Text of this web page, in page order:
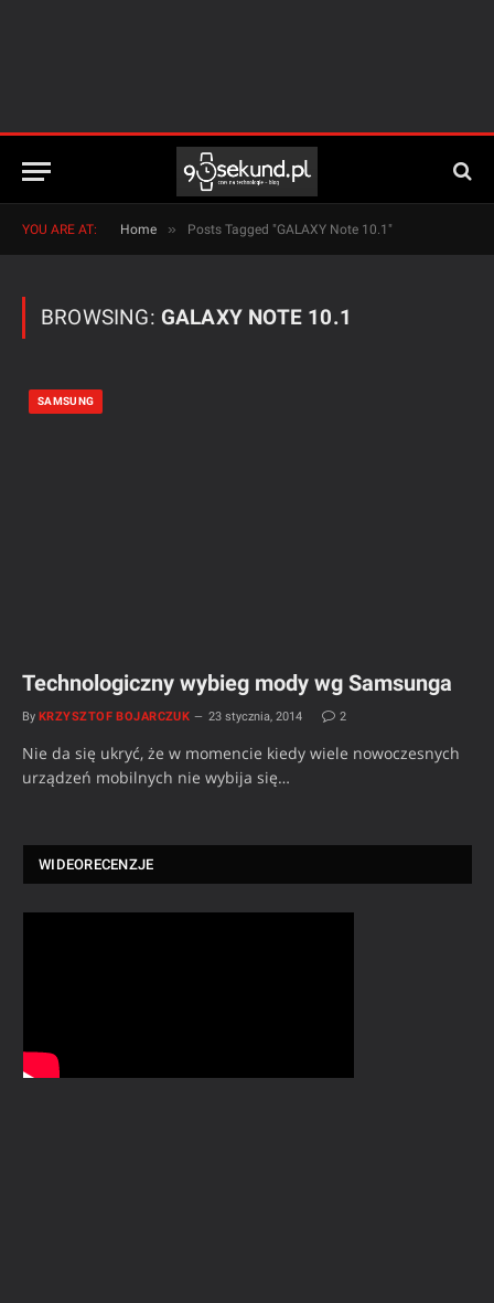
YOU ARE AT: Home » Posts Tagged "GALAXY Note 10.1"
BROWSING: GALAXY NOTE 10.1
SAMSUNG
Technologiczny wybieg mody wg Samsunga
By KRZYSZTOF BOJARCZUK 23 stycznia, 2014 2
Nie da się ukryć, że w momencie kiedy wiele nowoczesnych
urządzeń mobilnych nie wybija się…
WIDEORECENZJE